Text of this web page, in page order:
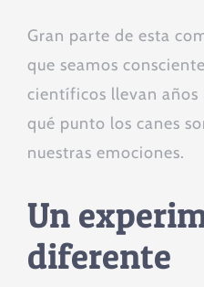
Gran parte de esta
que seamos
científicos llevan años
qué punto los canes
nuestras emociones.
Un
diferente